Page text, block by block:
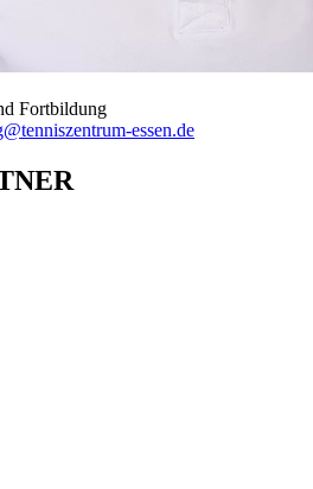
Fortbildung
essen.de